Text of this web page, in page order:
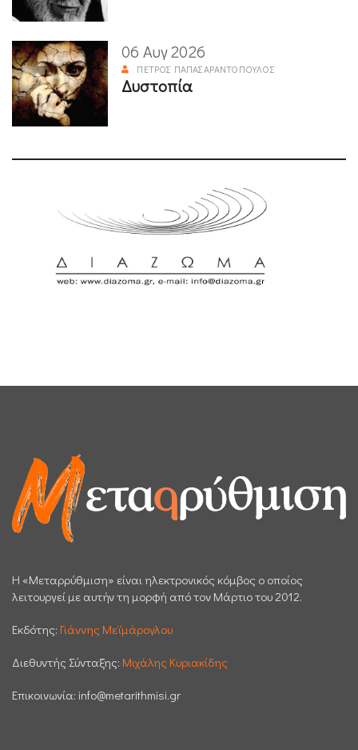
06 Αυγ 2026
ΠΈΤΡΟΣ ΠΑΠΑΣΑΡΑΝΤΌΠΟΥΛΟΣ
Δυστοπία
H «Μεταρρύθμιση» είναι ηλεκτρονικός κόμβος ο οποίος
λειτουργεί με αυτήν τη μορφή από τον Μάρτιο του 2012.
Εκδότης: Γιάννης Μεϊμάρογλου
Διεθυντής Σύνταξης: Μιχάλης Κυριακίδης
Επικοινωνία: info@metarithmisi.gr